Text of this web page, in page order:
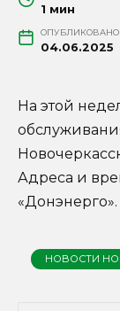
1 мин
ОПУБЛИКОВАНО
04.06.2025
На этой
Адреса и
«Донэнерго».
НОВОСТИ